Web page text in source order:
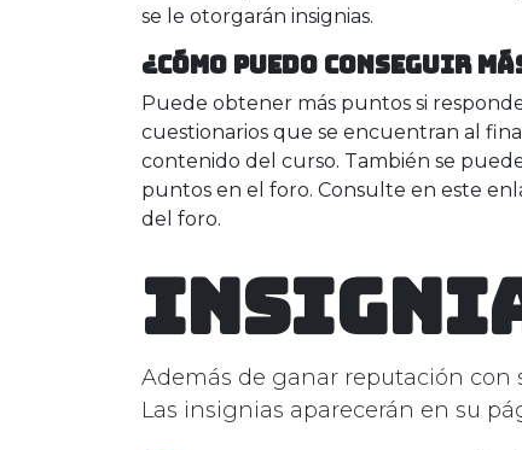
se le otorgarán insignias.
¿Cómo puedo conseguir
Puede obtener más puntos si
cuestionarios que se encuentran al
contenido del curso. También se
puntos en el foro. Consulte en este
del foro.
Además de ganar reputación con
Las insignias aparecerán en su